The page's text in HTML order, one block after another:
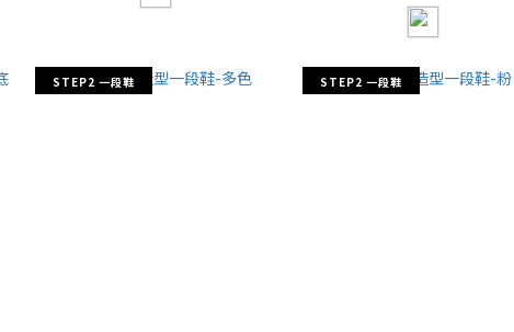
STEP2 一段鞋 STEP2 一段鞋